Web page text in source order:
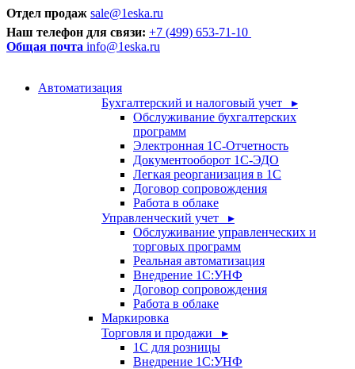
Отдел продаж sale@1eska.ru
Наш телефон для связи: +7 (499) 653-71-10
Общая почта info@1eska.ru
Автоматизация
Бухгалтерский и налоговый учет ▸
Обслуживание бухгалтерских
программ
Электронная 1С-Отчетность
Документооборот 1С-ЭДО
Легкая реорганизация в 1С
Договор сопровождения
Работа в облаке
Управленческий учет ▸
Обслуживание управленческих и
торговых программ
Реальная автоматизация
Внедрение 1С:УНФ
Договор сопровождения
Работа в облаке
Маркировка
Торговля и продажи ▸
1С для розницы
Внедрение 1С:УНФ